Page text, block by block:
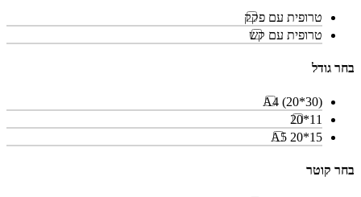
טרופית עם פקק
טרופית עם קש
בחר גודל
A4 (20*30)
11*20
15*20 A5
בחר קוטר